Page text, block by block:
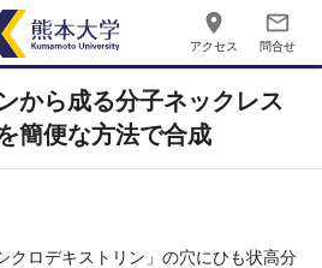
place
アクセス
mail_outline
問合せ
から成る分子ネックレス
簡便な方法で合成
クロデキストリン」の穴にひも状高分